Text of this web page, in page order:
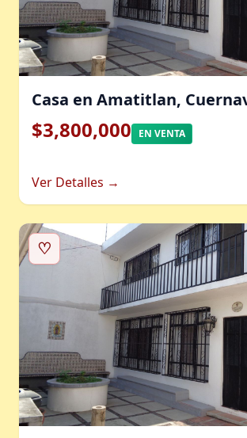
Casa en Amatitlan,
$3,800,000 EN VENTA
Ver Detalles →
♡